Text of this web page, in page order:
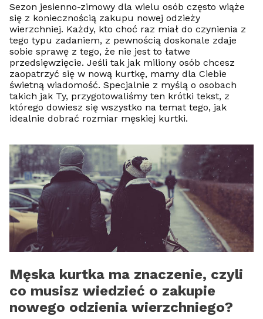
Sezon jesienno-zimowy dla wielu osób często wiąże
się z koniecznością zakupu nowej odzieży
wierzchniej. Każdy, kto choć raz miał do czynienia z
tego typu zadaniem, z pewnością doskonale zdaje
sobie sprawę z tego, że nie jest to łatwe
przedsięwzięcie. Jeśli tak jak miliony osób chcesz
zaopatrzyć się w nową kurtkę, mamy dla Ciebie
świetną wiadomość. Specjalnie z myślą o osobach
takich jak Ty, przygotowaliśmy ten krótki tekst, z
którego dowiesz się wszystko na temat tego, jak
idealnie dobrać rozmiar męskiej kurtki.
Męska kurtka ma znaczenie, czyli
co musisz wiedzieć o zakupie
nowego odzienia wierzchniego?